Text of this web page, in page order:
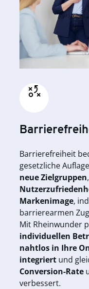
Barrierefreiheit
gesetzliche
neue Zielgruppen,
Markenimage,
barrierearmen
Mit Rheinwunder
individuellen
nahtlos in Ihre
integriert und
Conversion-Rate
verbessert.